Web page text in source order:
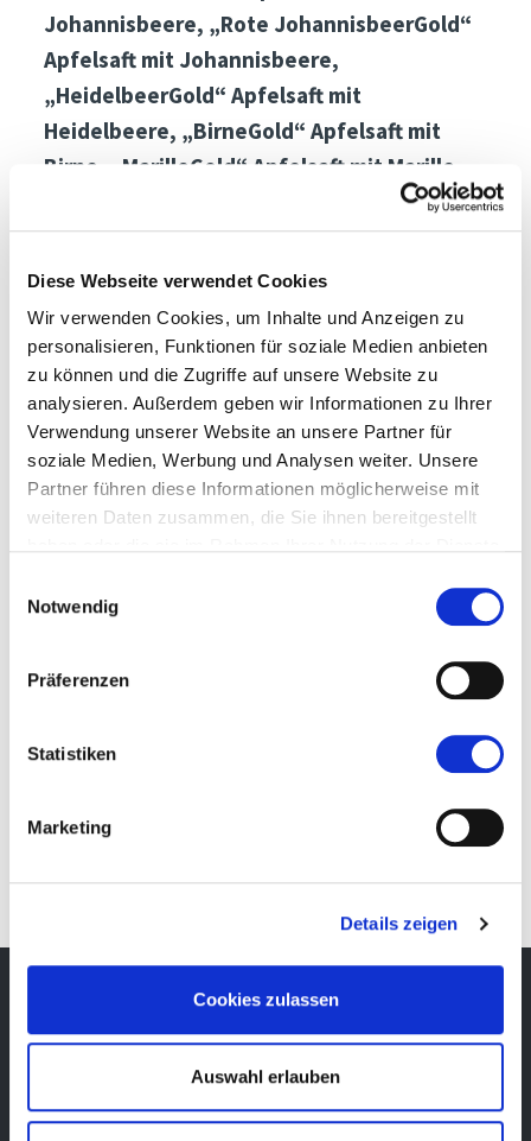
Diese Webseite verwendet Cookies
Wir verwenden Cookies, um Inhalte und Anzeigen zu
personalisieren, Funktionen für soziale Medien anbieten
zu können und die Zugriffe auf unsere Website zu
analysieren. Außerdem geben wir Informationen zu Ihrer
Verwendung unserer Website an unsere Partner für
soziale Medien, Werbung und Analysen weiter. Unsere
Partner führen diese Informationen möglicherweise mit
weiteren Daten zusammen, die Sie ihnen bereitgestellt
Notwendig
Präferenzen
Statistiken
Marketing
Details zeigen
Cookies zulassen
Auswahl erlauben
Johannisbeere, „Rote JohannisbeerGold“
Apfelsaft mit Johannisbeere,
„HeidelbeerGold“ Apfelsaft mit
Heidelbeere, „BirneGold“ Apfelsaft mit
Birne, „MarilleGold“ Apfelsaft mit Marille
Simmele Müller Hof
Newsletter
im Voraus nützliche Informationen! Natürlich